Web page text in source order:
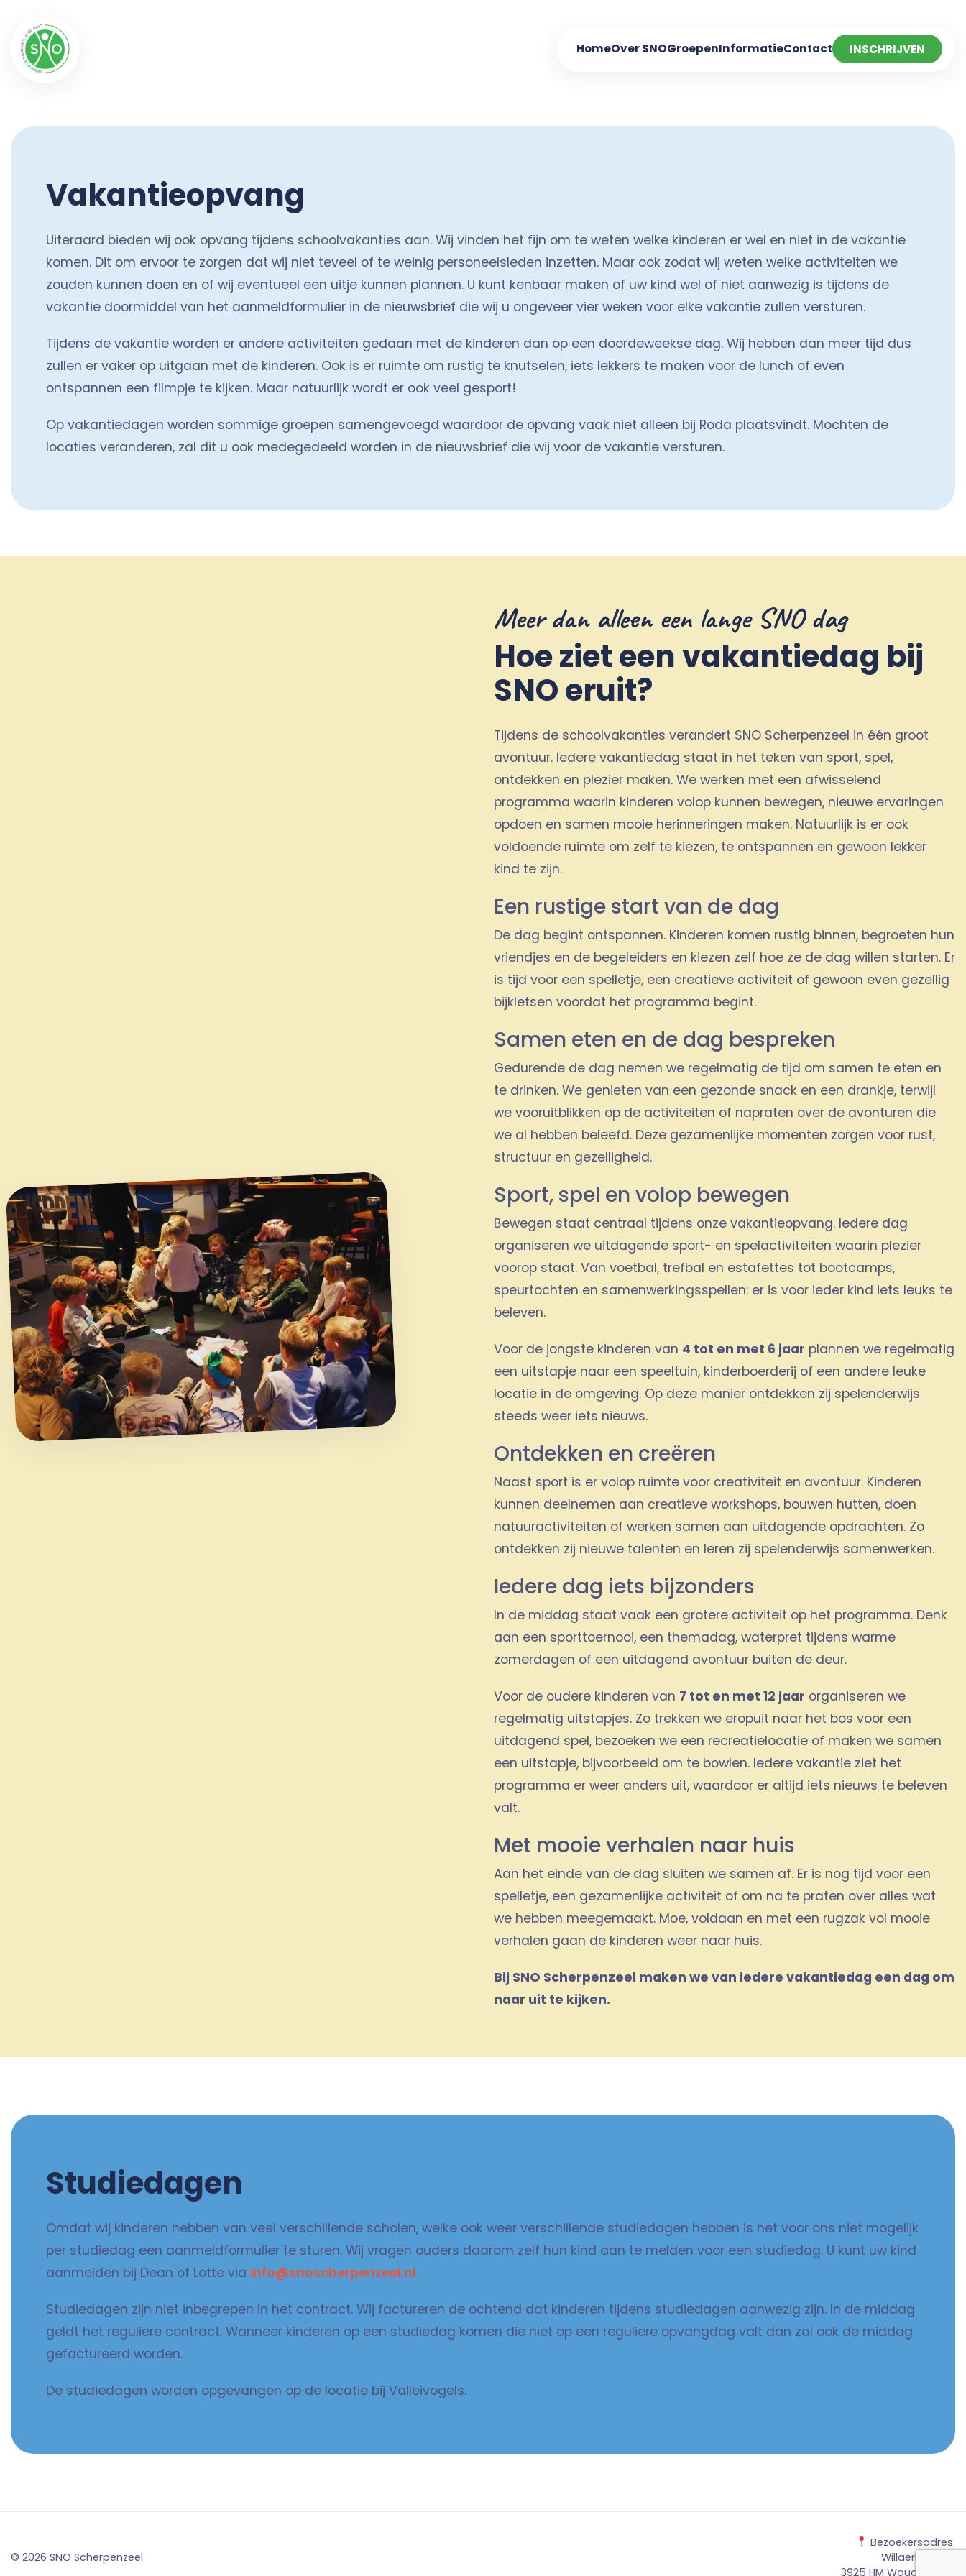
HomeOver SNOGroepenInformatieContact INSCHRIJVEN
Vakantieopvang
Uiteraard bieden wij ook opvang tijdens schoolvakanties aan. Wij vinden het fijn om te weten welke kinderen er wel en niet in de vakantie
komen. Dit om ervoor te zorgen dat wij niet teveel of te weinig personeelsleden inzetten. Maar ook zodat wij weten welke activiteiten we
zouden kunnen doen en of wij eventueel een uitje kunnen plannen. U kunt kenbaar maken of uw kind wel of niet aanwezig is tijdens de
vakantie doormiddel van het aanmeldformulier in de nieuwsbrief die wij u ongeveer vier weken voor elke vakantie zullen versturen.
Tijdens de vakantie worden er andere activiteiten gedaan met de kinderen dan op een doordeweekse dag. Wij hebben dan meer tijd dus
zullen er vaker op uitgaan met de kinderen. Ook is er ruimte om rustig te knutselen, iets lekkers te maken voor de lunch of even
ontspannen een filmpje te kijken. Maar natuurlijk wordt er ook veel gesport!
Op vakantiedagen worden sommige groepen samengevoegd waardoor de opvang vaak niet alleen bij Roda plaatsvindt. Mochten de
locaties veranderen, zal dit u ook medegedeeld worden in de nieuwsbrief die wij voor de vakantie versturen.
Meer dan alleen een lange SNO dag
Hoe ziet een vakantiedag bij
SNO eruit?
Tijdens de schoolvakanties verandert SNO Scherpenzeel in één groot
avontuur. Iedere vakantiedag staat in het teken van sport, spel,
ontdekken en plezier maken. We werken met een afwisselend
programma waarin kinderen volop kunnen bewegen, nieuwe ervaringen
opdoen en samen mooie herinneringen maken. Natuurlijk is er ook
voldoende ruimte om zelf te kiezen, te ontspannen en gewoon lekker
kind te zijn.
Een rustige start van de dag
De dag begint ontspannen. Kinderen komen rustig binnen, begroeten hun
vriendjes en de begeleiders en kiezen zelf hoe ze de dag willen starten. Er
is tijd voor een spelletje, een creatieve activiteit of gewoon even gezellig
bijkletsen voordat het programma begint.
Samen eten en de dag bespreken
Gedurende de dag nemen we regelmatig de tijd om samen te eten en
te drinken. We genieten van een gezonde snack en een drankje, terwijl
we vooruitblikken op de activiteiten of napraten over de avonturen die
we al hebben beleefd. Deze gezamenlijke momenten zorgen voor rust,
structuur en gezelligheid.
Sport, spel en volop bewegen
Bewegen staat centraal tijdens onze vakantieopvang. Iedere dag
organiseren we uitdagende sport- en spelactiviteiten waarin plezier
voorop staat. Van voetbal, trefbal en estafettes tot bootcamps,
speurtochten en samenwerkingsspellen: er is voor ieder kind iets leuks te
beleven.
Voor de jongste kinderen van 4 tot en met 6 jaar plannen we regelmatig
een uitstapje naar een speeltuin, kinderboerderij of een andere leuke
locatie in de omgeving. Op deze manier ontdekken zij spelenderwijs
steeds weer iets nieuws.
Ontdekken en creëren
Naast sport is er volop ruimte voor creativiteit en avontuur. Kinderen
kunnen deelnemen aan creatieve workshops, bouwen hutten, doen
natuuractiviteiten of werken samen aan uitdagende opdrachten. Zo
ontdekken zij nieuwe talenten en leren zij spelenderwijs samenwerken.
Iedere dag iets bijzonders
In de middag staat vaak een grotere activiteit op het programma. Denk
aan een sporttoernooi, een themadag, waterpret tijdens warme
zomerdagen of een uitdagend avontuur buiten de deur.
Voor de oudere kinderen van 7 tot en met 12 jaar organiseren we
regelmatig uitstapjes. Zo trekken we eropuit naar het bos voor een
uitdagend spel, bezoeken we een recreatielocatie of maken we samen
een uitstapje, bijvoorbeeld om te bowlen. Iedere vakantie ziet het
programma er weer anders uit, waardoor er altijd iets nieuws te beleven
valt.
Met mooie verhalen naar huis
Aan het einde van de dag sluiten we samen af. Er is nog tijd voor een
spelletje, een gezamenlijke activiteit of om na te praten over alles wat
we hebben meegemaakt. Moe, voldaan en met een rugzak vol mooie
verhalen gaan de kinderen weer naar huis.
Bij SNO Scherpenzeel maken we van iedere vakantiedag een dag om
naar uit te kijken.
Studiedagen
Omdat wij kinderen hebben van veel verschillende scholen, welke ook weer verschillende studiedagen hebben is het voor ons niet mogelijk
per studiedag een aanmeldformulier te sturen. Wij vragen ouders daarom zelf hun kind aan te melden voor een studiedag. U kunt uw kind
aanmelden bij Dean of Lotte via info@snoscherpenzeel.nl
Studiedagen zijn niet inbegrepen in het contract. Wij factureren de ochtend dat kinderen tijdens studiedagen aanwezig zijn. In de middag
geldt het reguliere contract. Wanneer kinderen op een studiedag komen die niet op een reguliere opvangdag valt dan zal ook de middag
gefactureerd worden.
De studiedagen worden opgevangen op de locatie bij Valleivogels.
© 2026 SNO Scherpenzeel
Bezoekersadres:
Willaerlaan 123
3925 HM Woudenberg